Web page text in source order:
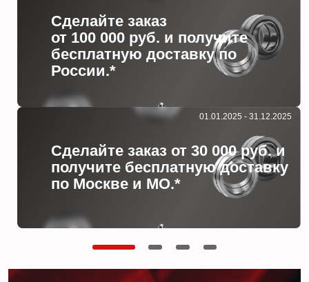
Сделайте заказ
от 100 000 руб. и получите
бесплатную доставку по
России.*
Сделайте заказ от 30 000 руб. и
получите бесплатную доставку
по Москве и МО.*
01.01.2025 - 31.12.2025